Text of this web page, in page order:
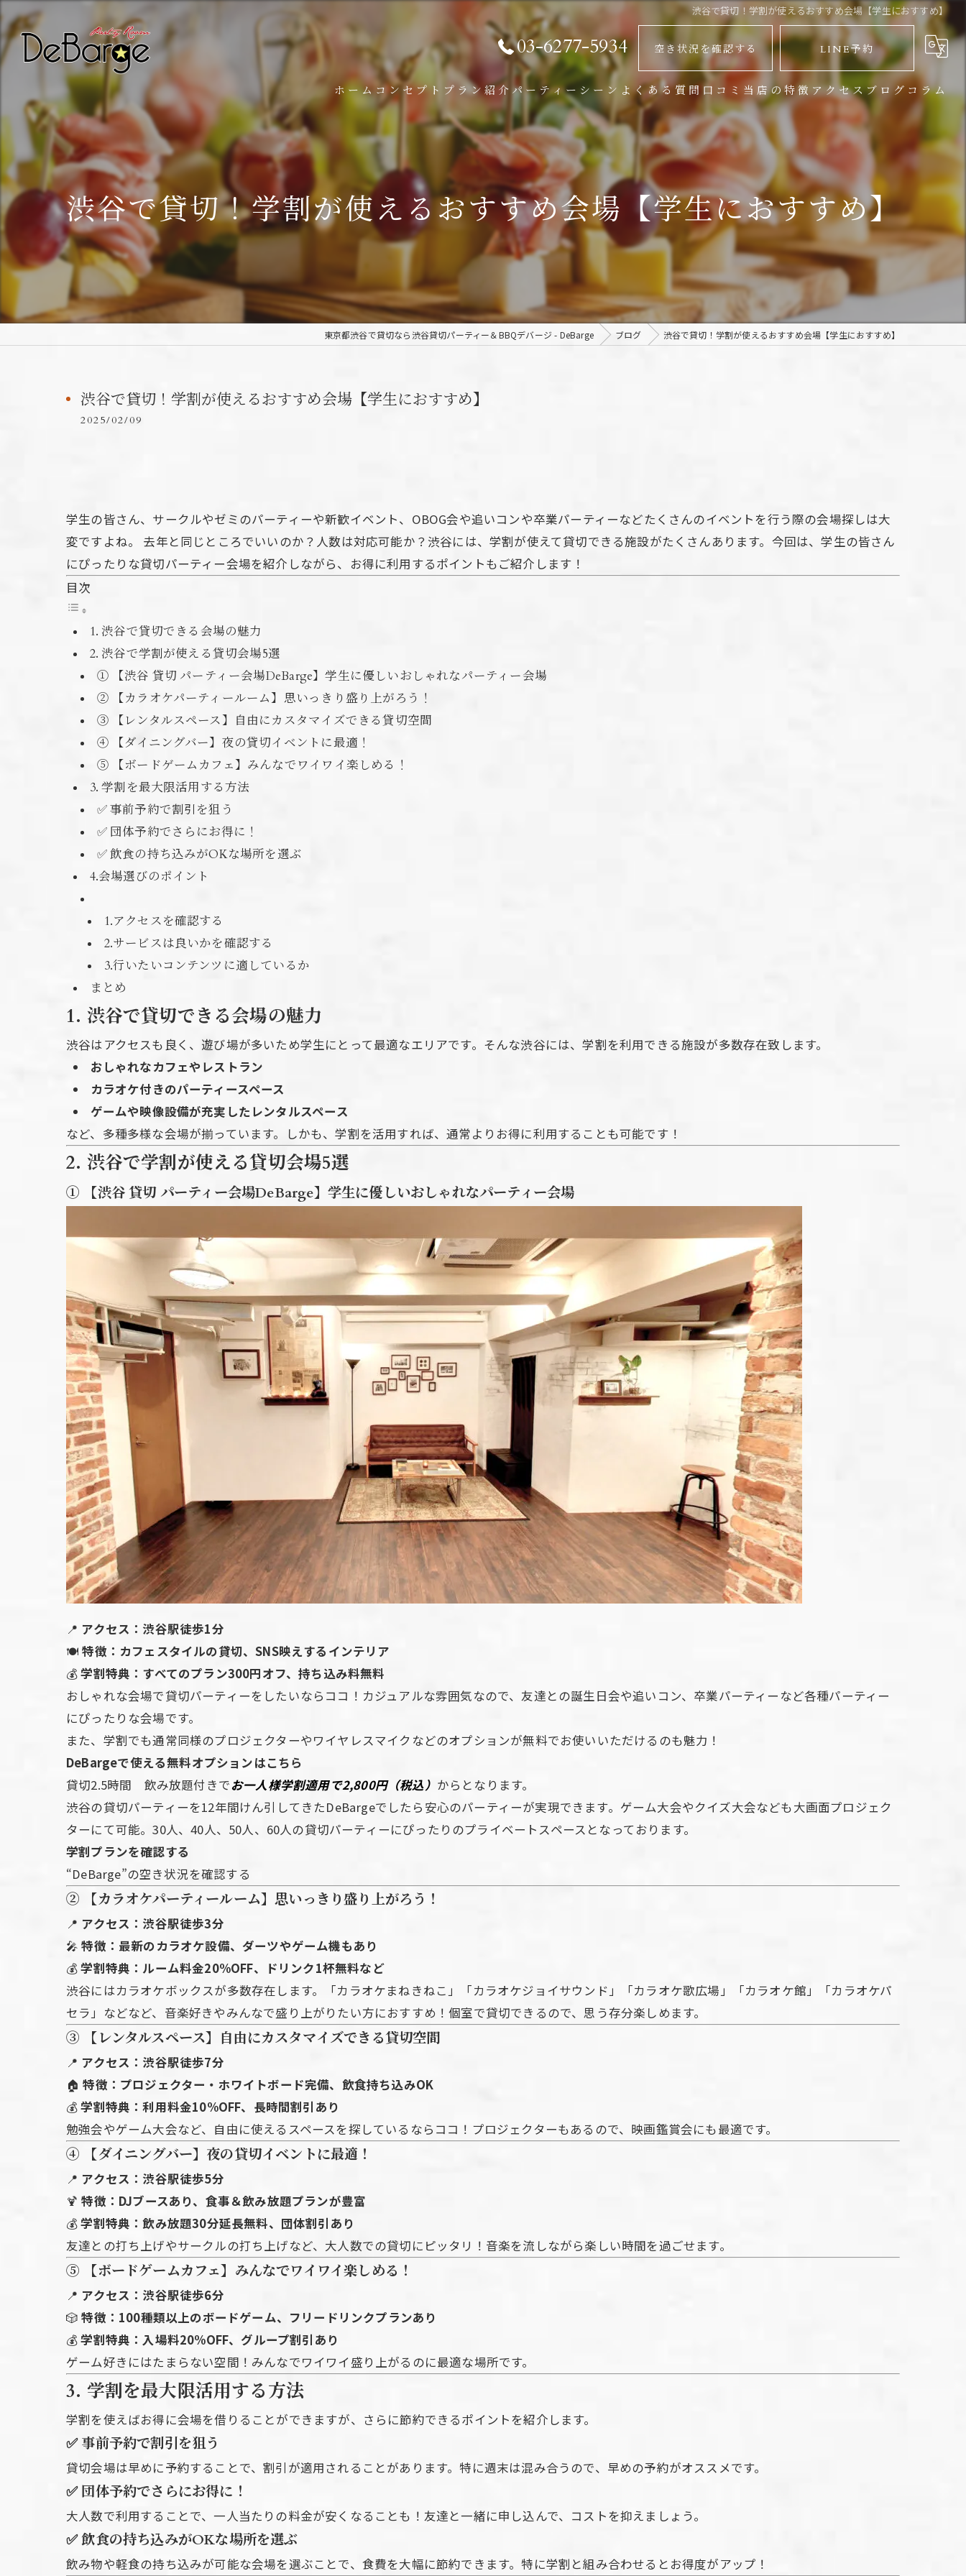
渋谷で貸切！学割が使えるおすすめ会場【学生におすすめ】
03-6277-5934 空き状況を確認する LINE予約
ホーム コンセプト プラン紹介
パーティープラン
学割プラン
オプション
パーティーシーン よくある質問 口コミ 当店の特徴
バーベキュー
パーティー
イベント
大人数
アクセス
地下鉄からお越しのお客様
JR渋谷駅からお越しのお客様
ブログ コラム
渋谷で貸切！学割が使えるおすすめ会場【学生におすすめ】
東京都渋谷で貸切なら渋谷貸切パーティー＆BBQデバージ - DeBarge ブログ 渋谷で貸切！学割が使えるおすすめ会場【学生におすすめ】
渋谷で貸切！学割が使えるおすすめ会場【学生におすすめ】
2025/02/09
学生の皆さん、サークルやゼミのパーティーや新歓イベント、OBOG会や追いコンや卒業パーティーなどたくさんのイベントを行う際の会場探しは大
変ですよね。 去年と同じところでいいのか？人数は対応可能か？渋谷には、学割が使えて貸切できる施設がたくさんあります。今回は、学生の皆さん
にぴったりな貸切パーティー会場を紹介しながら、お得に利用するポイントもご紹介します！
目次
1. 渋谷で貸切できる会場の魅力
2. 渋谷で学割が使える貸切会場5選
① 【渋谷 貸切 パーティー会場DeBarge】学生に優しいおしゃれなパーティー会場
② 【カラオケパーティールーム】思いっきり盛り上がろう！
③ 【レンタルスペース】自由にカスタマイズできる貸切空間
④ 【ダイニングバー】夜の貸切イベントに最適！
⑤ 【ボードゲームカフェ】みんなでワイワイ楽しめる！
3. 学割を最大限活用する方法
✅ 事前予約で割引を狙う
✅ 団体予約でさらにお得に！
✅ 飲食の持ち込みがOKな場所を選ぶ
4.会場選びのポイント
1.アクセスを確認する
2.サービスは良いかを確認する
3.行いたいコンテンツに適しているか
まとめ
1. 渋谷で貸切できる会場の魅力
渋谷はアクセスも良く、遊び場が多いため学生にとって最適なエリアです。そんな渋谷には、学割を利用できる施設が多数存在致します。
おしゃれなカフェやレストラン
カラオケ付きのパーティースペース
ゲームや映像設備が充実したレンタルスペース
など、多種多様な会場が揃っています。しかも、学割を活用すれば、通常よりお得に利用することも可能です！
2. 渋谷で学割が使える貸切会場5選
① 【渋谷 貸切 パーティー会場DeBarge】学生に優しいおしゃれなパーティー会場
📍 アクセス：渋谷駅徒歩1分
🍽特徴：カフェスタイルの貸切、SNS映えするインテリア
💰学割特典：すべてのプラン300円オフ、持ち込み料無料
おしゃれな会場で貸切パーティーをしたいならココ！カジュアルな雰囲気なので、友達との誕生日会や追いコン、卒業パーティーなど各種パーティー
にぴったりな会場です。
また、学割でも通常同様のプロジェクターやワイヤレスマイクなどのオプションが無料でお使いいただけるのも魅力！
DeBargeで使える無料オプションはこちら
貸切2.5時間 飲み放題付きでお一人様学割適用で2,800円（税込） からとなります。
渋谷の貸切パーティーを12年間けん引してきたDeBargeでしたら安心のパーティーが実現できます。ゲーム大会やクイズ大会なども大画面プロジェク
ターにて可能。30人、40人、50人、60人の貸切パーティーにぴったりのプライベートスペースとなっております。
学割プランを確認する
“DeBarge”の空き状況を確認する
② 【カラオケパーティールーム】思いっきり盛り上がろう！
📍 アクセス：渋谷駅徒歩3分
🎤特徴：最新のカラオケ設備、ダーツやゲーム機もあり
💰学割特典：ルーム料金20%OFF、ドリンク1杯無料など
渋谷にはカラオケボックスが多数存在します。「カラオケまねきねこ」「カラオケジョイサウンド」「カラオケ歌広場」「カラオケ館」「カラオケパ
セラ」などなど、音楽好きやみんなで盛り上がりたい方におすすめ！個室で貸切できるので、思う存分楽しめます。
③ 【レンタルスペース】自由にカスタマイズできる貸切空間
📍 アクセス：渋谷駅徒歩7分
🏠特徴：プロジェクター・ホワイトボード完備、飲食持ち込みOK
💰学割特典：利用料金10%OFF、長時間割引あり
勉強会やゲーム大会など、自由に使えるスペースを探しているならココ！プロジェクターもあるので、映画鑑賞会にも最適です。
④ 【ダイニングバー】夜の貸切イベントに最適！
📍 アクセス：渋谷駅徒歩5分
🍹特徴：DJブースあり、食事＆飲み放題プランが豊富
💰学割特典：飲み放題30分延長無料、団体割引あり
友達との打ち上げやサークルの打ち上げなど、大人数での貸切にピッタリ！音楽を流しながら楽しい時間を過ごせます。
⑤ 【ボードゲームカフェ】みんなでワイワイ楽しめる！
📍 アクセス：渋谷駅徒歩6分
🎲特徴：100種類以上のボードゲーム、フリードリンクプランあり
💰学割特典：入場料20%OFF、グループ割引あり
ゲーム好きにはたまらない空間！みんなでワイワイ盛り上がるのに最適な場所です。
3. 学割を最大限活用する方法
学割を使えばお得に会場を借りることができますが、さらに節約できるポイントを紹介します。
✅ 事前予約で割引を狙う
貸切会場は早めに予約することで、割引が適用されることがあります。特に週末は混み合うので、早めの予約がオススメです。
✅ 団体予約でさらにお得に！
大人数で利用することで、一人当たりの料金が安くなることも！友達と一緒に申し込んで、コストを抑えましょう。
✅ 飲食の持ち込みがOKな場所を選ぶ
飲み物や軽食の持ち込みが可能な会場を選ぶことで、食費を大幅に節約できます。特に学割と組み合わせるとお得度がアップ！
お問い合わせはこちら